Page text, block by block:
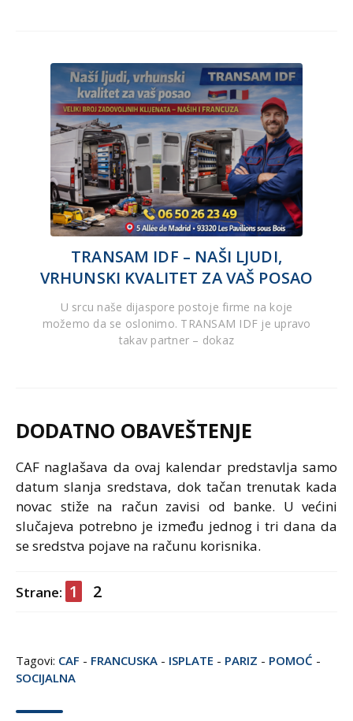
TRANSAM IDF – NAŠI LJUDI,
VRHUNSKI KVALITET ZA VAŠ POSAO
U srcu naše dijaspore postoje firme na koje
možemo da se oslonimo. TRANSAM IDF je upravo
takav partner – dokaz
DODATNO OBAVEŠTENJE
CAF naglašava da ovaj kalendar predstavlja samo
datum slanja sredstava, dok tačan trenutak kada
novac stiže na račun zavisi od banke. U većini
slučajeva potrebno je između jednog i tri dana da
se sredstva pojave na računu korisnika.
Strane: 1 2
Tagovi: CAF - FRANCUSKA - ISPLATE - PARIZ - POMOĆ -
SOCIJALNA